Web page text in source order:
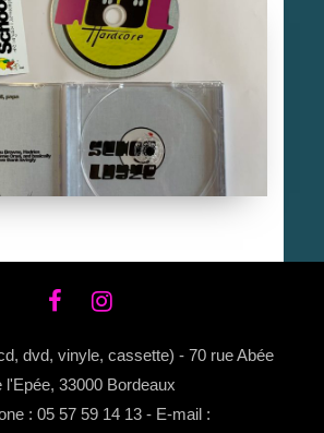
dvd, vinyle, cassette) - 70 rue Abée
l'Epée, 33000 Bordeaux
: 05 57 59 14 13 - E-mail :